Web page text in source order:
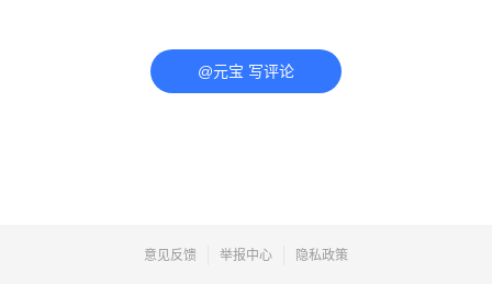
@元宝 写评论
意见反馈 举报中心 隐私政策